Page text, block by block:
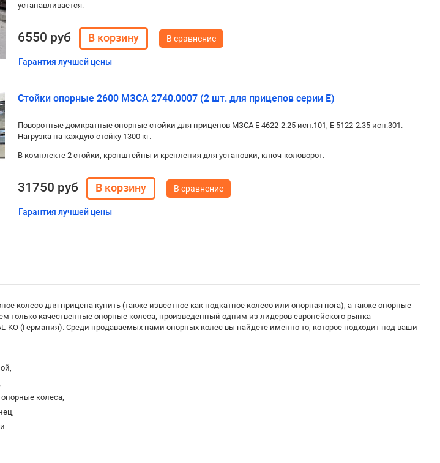
устанавливается.
6550 руб
Гарантия лучшей цены
В сравнение
Стойки опорные 2600 МЗСА 2740.0007 (2 шт. для прицепов серии E)
Поворотные домкратные опорные стойки для прицепов МЗСА E 4622-2.25 исп.101, E 5122-2.35 исп.301.
Нагрузка на каждую стойку 1300 кг.
В комплекте 2 стойки, кронштейны и крепления для установки, ключ-коловорот.
31750 руб
Гарантия лучшей цены
В сравнение
колесо для прицепа купить (также известное как подкатное колесо или опорная нога), а также опорные
только качественные опорные колеса, произведенный одним из лидеров европейского рынка
(Германия). Среди продаваемых нами опорных колес вы найдете именно то, которое подходит под ваши
колеса,